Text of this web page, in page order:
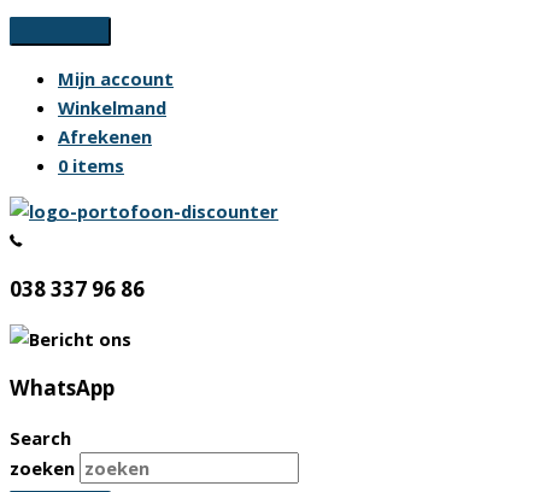
Ga
naar
inhoud
Mijn account
Winkelmand
Afrekenen
0 items
038 337 96 86
WhatsApp
Search
zoeken